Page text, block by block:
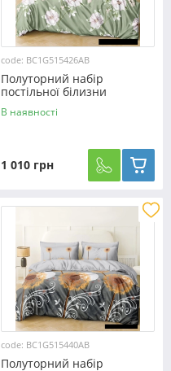
code: BC1G515426AB
Полуторний набір
постільної білизни
150*220 із Бязі "Gold"
№515426AB Черешенька™
В наявності
1 010 грн
code: BC1G515440AB
Полуторний набір